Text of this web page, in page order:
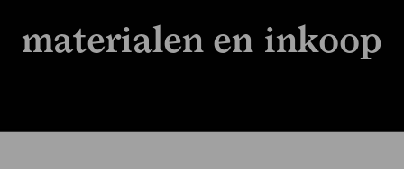
materialen en inkoop